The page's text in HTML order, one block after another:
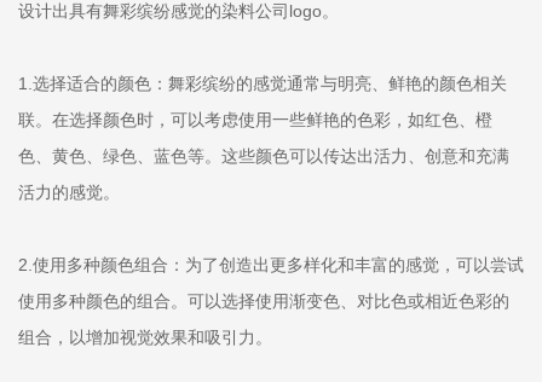
设计出具有舞彩缤纷感觉的染料公司logo。
1.选择适合的颜色：舞彩缤纷的感觉通常与明亮、鲜艳的颜色相关
联。在选择颜色时，可以考虑使用一些鲜艳的色彩，如红色、橙
色、黄色、绿色、蓝色等。这些颜色可以传达出活力、创意和充满
活力的感觉。
2.使用多种颜色组合：为了创造出更多样化和丰富的感觉，可以尝试
使用多种颜色的组合。可以选择使用渐变色、对比色或相近色彩的
组合，以增加视觉效果和吸引力。